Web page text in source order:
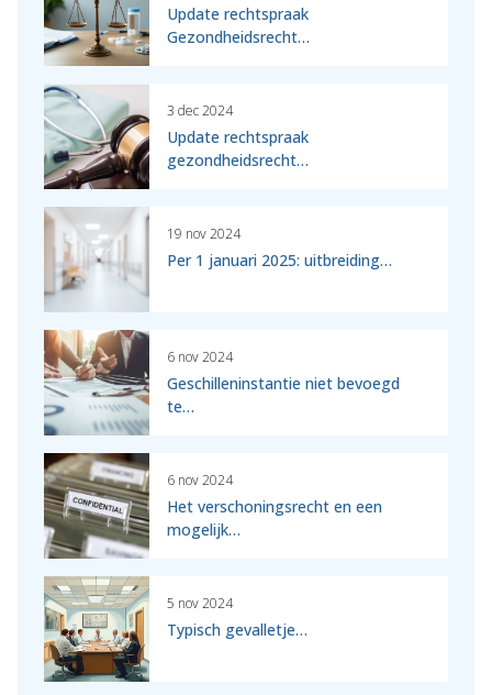
Update rechtspraak
Gezondheidsrecht…
3 dec 2024
Update rechtspraak
gezondheidsrecht…
19 nov 2024
Per 1 januari 2025: uitbreiding…
6 nov 2024
Geschilleninstantie niet bevoegd
te…
6 nov 2024
Het verschoningsrecht en een
mogelijk…
5 nov 2024
Typisch gevalletje…